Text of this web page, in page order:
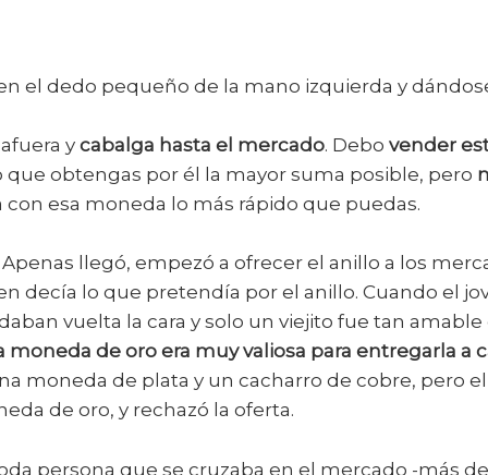
el dedo pequeño de la mano izquierda y
ycabalga hasta el mercado. Debovender
que obtengas por él la mayor suma posible, pero
con esa moneda lo más rápido que puedas.
llegó, empezó a ofrecer el anillo a los
decía lo que pretendía por el anillo. Cuando el
vuelta la cara y solo un viejito fue tan
moneda de oro era muy valiosa para entregarla a
moneda de plata y un cacharro de cobre, pero
de oro, y rechazó la oferta.
persona que se cruzaba en el mercado -más